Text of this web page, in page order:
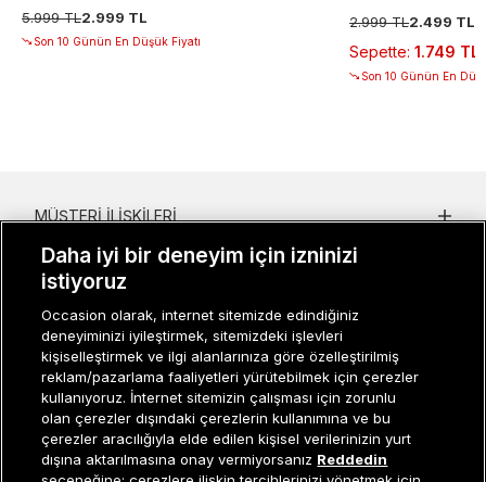
5.999 TL2.999 TL
Son 10 Günün En Düşük Fiyatı
2.999 TL2.499 TL
Sepette: 1.749 TL
Son 10 Günün En
Müşteri İlişkileri0 850 800 01 20
MÜŞTERI İLIŞKILERI
KURUMSAL
GRUP MARKALAR
ERKEK KATEGORILER
Daha iyi bir deneyim için izninizi
istiyoruz
Occasion olarak, internet sitemizde edindiğiniz
deneyiminizi iyileştirmek, sitemizdeki işlevleri
kişiselleştirmek ve ilgi alanlarınıza göre özelleştirilmiş
reklam/pazarlama faaliyetleri yürütebilmek için çerezler
kullanıyoruz. İnternet sitemizin çalışması için zorunlu
olan çerezler dışındaki çerezlerin kullanımına ve bu
çerezler aracılığıyla elde edilen kişisel verilerinizin yurt
dışına aktarılmasına onay vermiyorsanız Reddedin